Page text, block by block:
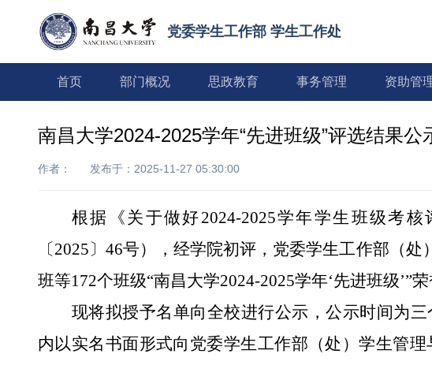
党委学生工作部 学生工作处
首页 部门概况 思政教育 事务管理 资助管
南昌大学2024-2025学年“先进班级”评选结果公
作者： 发布于：2025-11-27 05:30:00
根据《关于做好2024-2025学年学生班级考核
〔2025〕46号），经学院初评， 党委学生工作部（处
班等172个班级“南昌大学2024-2025学年‘先进班级’”
现将拟授予名单向全校进行公示，公示时间为
内以实名书面形式向 党委学生工作部（处）学生管理